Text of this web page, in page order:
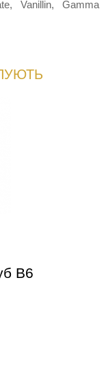
Vanillin, Gamma
B6